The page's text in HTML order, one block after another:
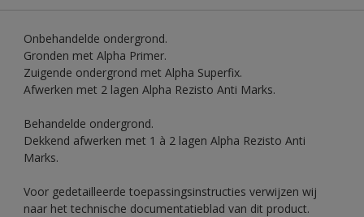
Onbehandelde ondergrond.
Gronden met Alpha Primer.
Zuigende ondergrond met Alpha Superfix.
Afwerken met 2 lagen Alpha Rezisto Anti Marks.
Behandelde ondergrond.
Dekkend afwerken met 1 à 2 lagen Alpha Rezisto Anti
Marks.
Voor gedetailleerde toepassingsinstructies verwijzen wij
naar het technische documentatieblad van dit product.